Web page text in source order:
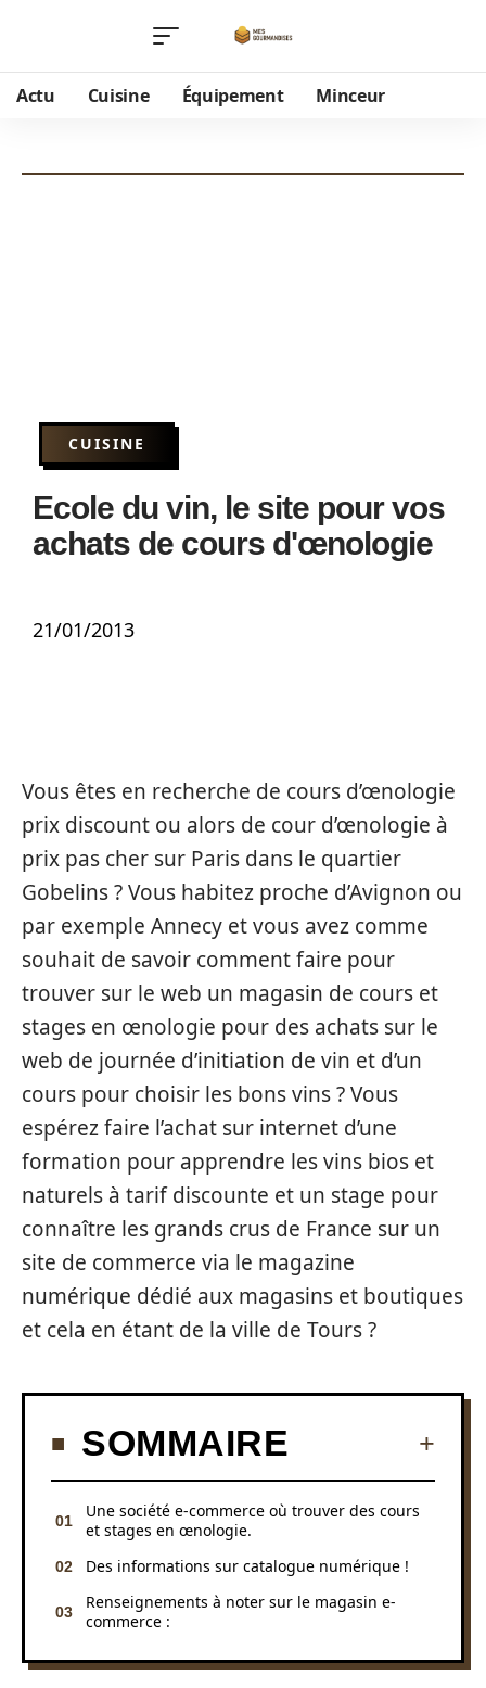
Actu Cuisine Équipement Minceur
CUISINE
Ecole du vin, le site pour vos
achats de cours d'œnologie
21/01/2013
Vous êtes en recherche de cours d’œnologie
prix discount ou alors de cour d’œnologie à
prix pas cher sur Paris dans le quartier
Gobelins ? Vous habitez proche d’Avignon ou
par exemple Annecy et vous avez comme
souhait de savoir comment faire pour
trouver sur le web un magasin de cours et
stages en œnologie pour des achats sur le
web de journée d’initiation de vin et d’un
cours pour choisir les bons vins ? Vous
espérez faire l’achat sur internet d’une
formation pour apprendre les vins bios et
naturels à tarif discounte et un stage pour
connaître les grands crus de France sur un
site de commerce via le magazine
numérique dédié aux magasins et boutiques
et cela en étant de la ville de Tours ?
SOMMAIRE
Une société e-commerce où trouver des cours
et stages en œnologie.
Des informations sur catalogue numérique !
Renseignements à noter sur le magasin e-
commerce :